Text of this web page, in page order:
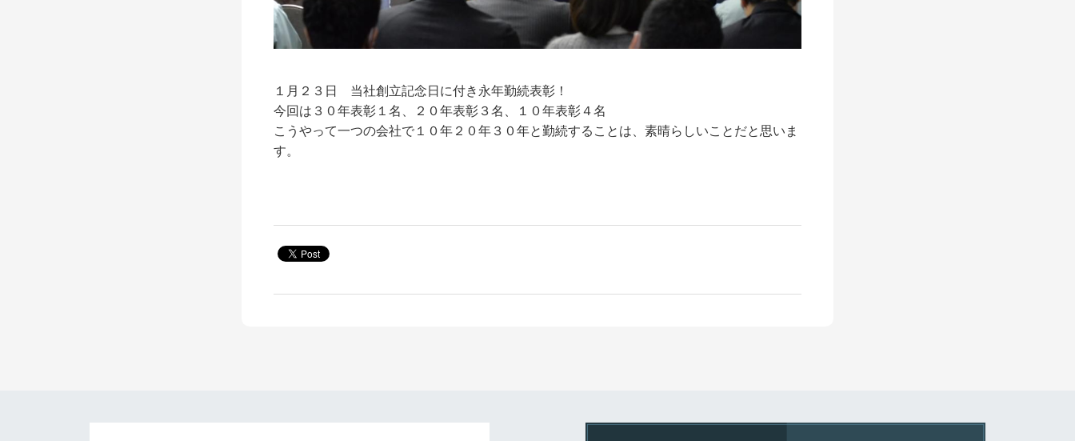
１月２３日 当社創立記念日に付き永年勤続表彰！
今回は３０年表彰１名、２０年表彰３名、１０年表彰４名
こうやって一つの会社で１０年２０年３０年と勤続することは、素晴らしいことだと思いま
す。